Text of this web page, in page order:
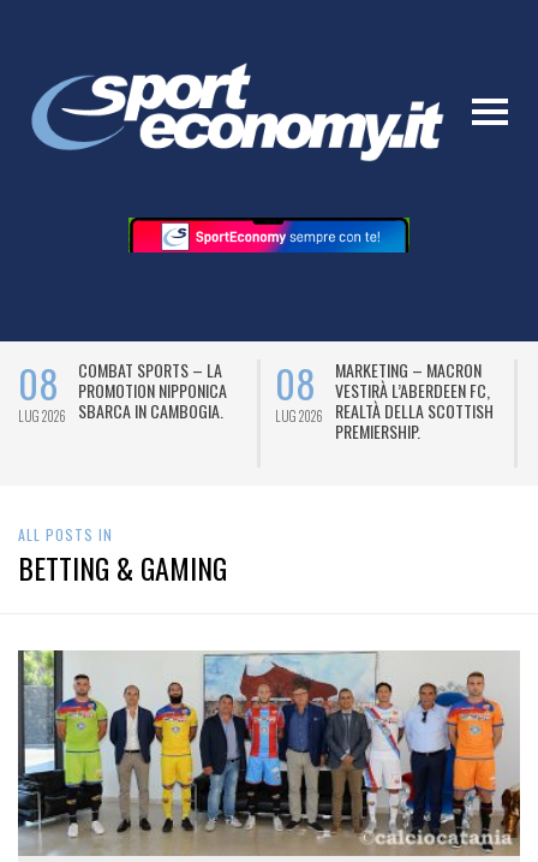
– LA
NIPPONICA
08
LUG 2026
MARKETING – MACRON
VESTIRÀ L’ABERDEEN FC,
REALTÀ DELLA SCOTTISH
08
LUG 2026
MARKETING
BALL,
SARÀ IL
ALL POSTS IN
BETTING & GAMING